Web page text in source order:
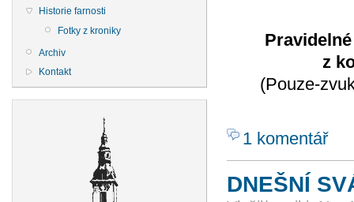
Historie farnosti
Fotky z kroniky
Archiv
Kontakt
z
(Pouze-
1 komentář
DNEŠNÍ